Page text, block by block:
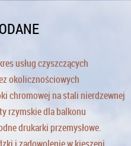
usług czyszczących
okolicznościowych
chromowej na stali nierdzewnej
rzymskie dla balkonu
drukarki przemysłowe.